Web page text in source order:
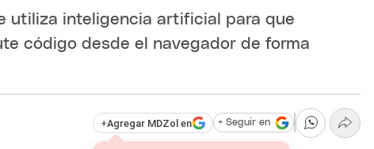
utiliza inteligencia artificial para que
código desde el navegador de forma
+Agregar MDZol en + Seguir en